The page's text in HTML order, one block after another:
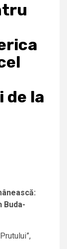
de la
Buda-